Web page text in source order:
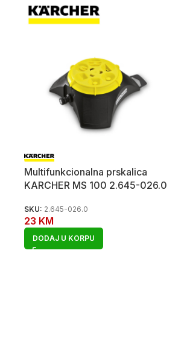
Multifunkcionalna prskalica
KARCHER MS 100 2.645-026.0
SKU: 2.645-026.0
23 KM
DODAJ U KORPU